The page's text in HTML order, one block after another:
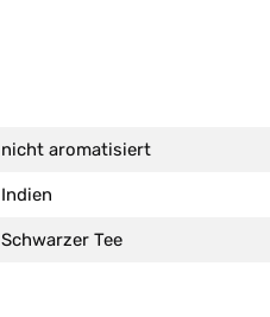
nicht aromatisiert
Indien
Schwarzer Tee